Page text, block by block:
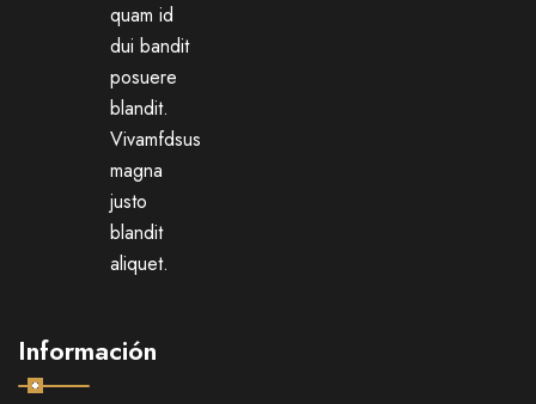
quam id
dui bandit
posuere
blandit.
Vivamfdsus
magna
justo
blandit
aliquet.
Información